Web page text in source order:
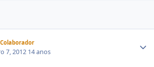
Colaborador
7, 2012 14 anos